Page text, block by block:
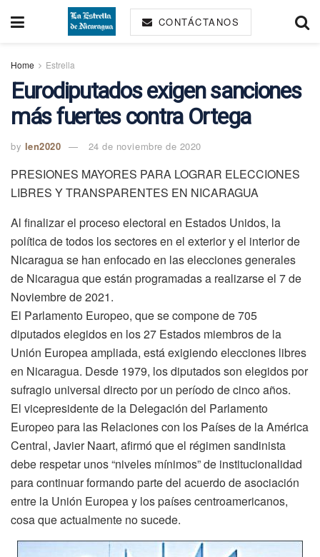
CONTÁCTANOS
Home Estrella
Eurodiputados exigen sanciones
más fuertes contra Ortega
by len2020 24 de noviembre de 2020
PRESIONES MAYORES PARA LOGRAR ELECCIONES
LIBRES Y TRANSPARENTES EN NICARAGUA
Al finalizar el proceso electoral en Estados Unidos, la
política de todos los sectores en el exterior y el interior de
Nicaragua se han enfocado en las elecciones generales
de Nicaragua que están programadas a realizarse el 7 de
Noviembre de 2021.
El Parlamento Europeo, que se compone de 705
diputados elegidos en los 27 Estados miembros de la
Unión Europea ampliada, está exigiendo elecciones libres
en Nicaragua. Desde 1979, los diputados son elegidos por
sufragio universal directo por un período de cinco años.
El vicepresidente de la Delegación del Parlamento
Europeo para las Relaciones con los Países de la América
Central, Javier Naart, afirmó que el régimen sandinista
debe respetar unos “niveles mínimos” de institucionalidad
para continuar formando parte del acuerdo de asociación
entre la Unión Europea y los países centroamericanos,
cosa que actualmente no sucede.